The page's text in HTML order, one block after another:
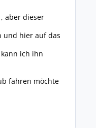
aber dieser
und hier auf das
ich ihn
fahren möchte